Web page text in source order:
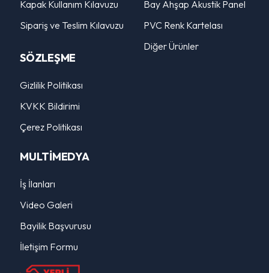
Kapak Kullanım Kılavuzu
Sipariş ve Teslim Kılavuzu
SÖZLEŞME
Gizlilik Politikası
KVKK Bildirimi
Çerez Politikası
Bay Ahşap Akustik Panel
PVC Renk Kartelası
Diğer Ürünler
MULTİMEDYA
İş İlanları
Video Galeri
Bayilik Başvurusu
İletişim Formu